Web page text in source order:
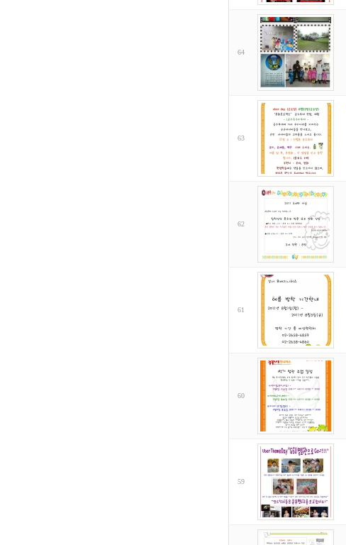
64
63
62
61
60
59